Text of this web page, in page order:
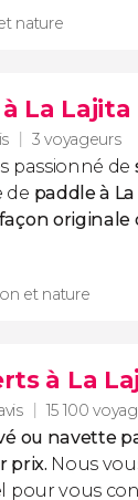
nature
La Lajita
3 voyageurs
passionné de
de paddle à
façon originale
et nature
à La
15 100
ou navette
prix. Nous
pour vous